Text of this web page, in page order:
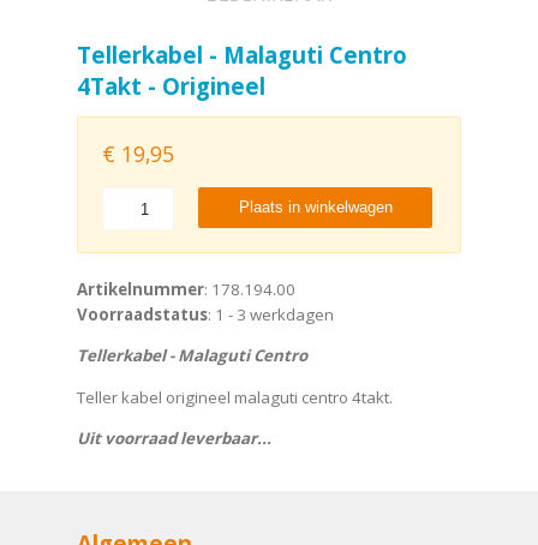
Tellerkabel - Malaguti Centro
4Takt - Origineel
€ 19,95
Plaats in winkelwagen
Artikelnummer: 178.194.00
Voorraadstatus: 1 - 3 werkdagen
Tellerkabel - Malaguti Centro
Teller kabel origineel malaguti centro 4takt.
Uit voorraad leverbaar...